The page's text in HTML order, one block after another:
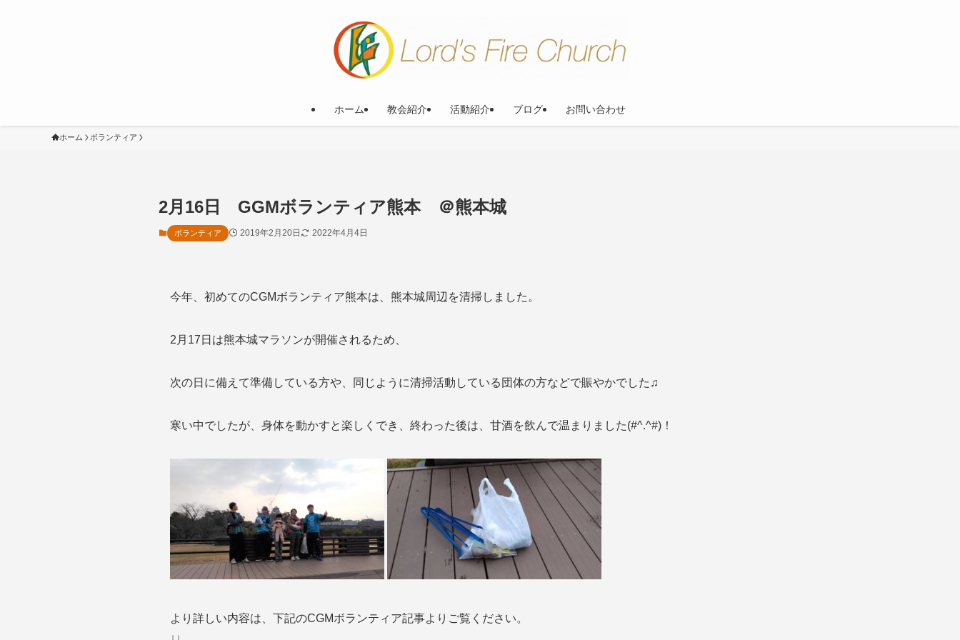
ホーム 教会紹介 活動紹介 ブログ お問い合わせ
ホーム ボランティア
2月16日 GGMボランティア熊本 ＠熊本城
ボランティア 2019年2月20日 2022年4月4日
今年、初めてのCGMボランティア熊本は、 熊本城周辺を清掃しました。
2月17日は熊本城マラソンが開催されるため、
次の日に備えて準備している方や、同じように清掃活動している団体の方などで賑やかでした♫
寒い中でしたが、身体を動かすと楽しくでき、終わった後は、甘酒を飲んで温まりました(#^.^#)！
より詳しい内容は、下記のCGMボランティア記事よりご覧ください。